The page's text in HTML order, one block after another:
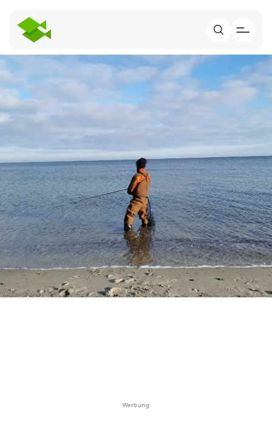
Werbung